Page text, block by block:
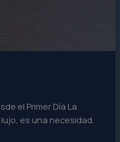
el Primer Día La
es una necesidad.